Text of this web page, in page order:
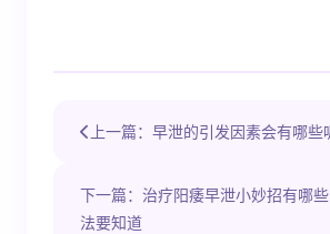
上一篇：早泄的引发因素会有哪些
下一篇：治疗阳痿早泄小妙招有哪
法要知道